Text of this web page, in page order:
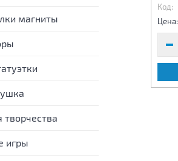
магниты
игры
Цена: 670 р.
Код:
Цена: